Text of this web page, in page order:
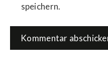
speichern.